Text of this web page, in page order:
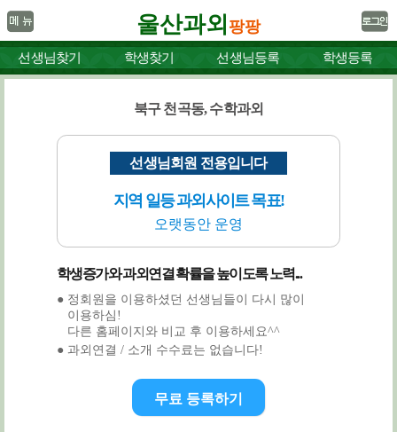
울산과외 팡팡
선생님찾기 학생찾기 선생님등록 학생등록
북구 천곡동, 수학과외
선생님회원 전용입니다
지역 일등 과외사이트 목표!
오랫동안 운영
학생증가와 과외연결 확률을 높이도록 노력...
● 정회원을 이용하셨던 선생님들이 다시 많이
이용하심!
다른 홈페이지와 비교 후 이용하세요^^
● 과외연결 / 소개 수수료는 없습니다!
무료 등록하기